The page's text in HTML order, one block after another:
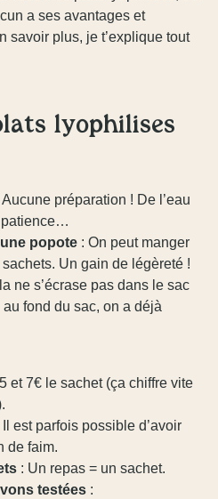
a ses avantages et
savoir plus, je t’explique tout
lyophilisés
Aucune préparation ! De l’eau
patience…
popote : On peut manger
Un gain de légèreté !
ne s’écrase pas dans le sac
fond du sac, on a déjà
et 7€ le sachet (ça chiffre vite
Il est parfois possible d’avoir
de faim.
: Un repas = un sachet.
testées :